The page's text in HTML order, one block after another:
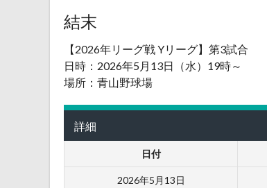
結末
【2026年リーグ戦 Yリーグ】第3試合
日時：2026年5月13日（水）19時～
場所：青山野球場
詳細
日付
2026年5月13日